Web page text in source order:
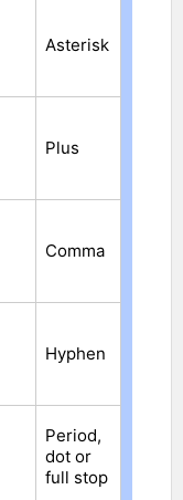
Asterisk
Plus
Comma
Hyphen
Period,
dot or
full stop